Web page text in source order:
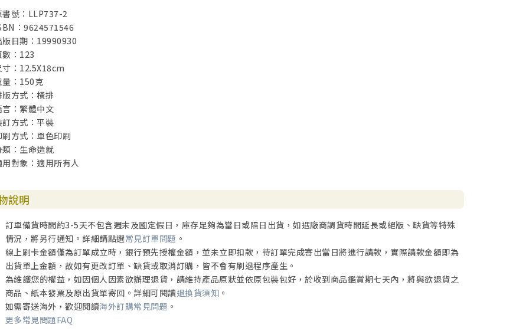
書號：LLP737-2
：9624571546
版日期：19990930
數：123
寸：12.5X18cm
量：150克
版方式：橫排
言：繁體中文
訂方式：平裝
刷方式：單色印刷
類：生命造就
用對象：適用所有人
說明
訂單備貨時間約3-5天不包含週末及國定假日，庫存足夠為當日或隔日出貨，如遇廠商調貨時間延長或絕版、缺貨等特殊
情況，將另行通知。詳細請點選常見訂單問題 。
線上刷卡金額僅為訂單成立時，銀行預先授權金額，並未立即扣款，待訂單完成寄出當日將進行請款，實際請款金額即為
出貨單上金額，故如有更改訂單、缺貨或取消訂購，皆不會有刷退程序產生。
為維護您的權益，如因個人因素欲辦理退貨，請維持產品原狀並依原包裝包好，於收到商品鑑賞期七天內，將與欲退貨之
商品、紙本發票及原出貨單寄回。詳細可閱讀退換貨須知 。
如需寄送海外，歡迎閱讀海外訂購常見問題 。
更多常見問題FAQ